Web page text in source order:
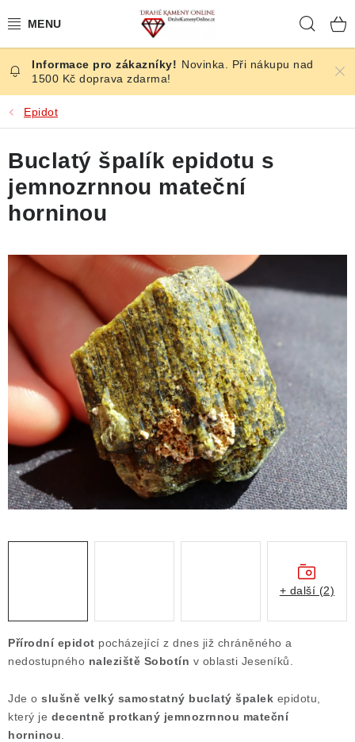
na
ČESKÉ KAMENY
ŠPERKY
KAMENY ZE SVĚTA
BROUŠENÉ
ÚČINKY
ČLÁNKY
NALEZIŠTĚ
NÁŠ PŘÍBĚH
VIDEOGALERIE
Výkup minerálů a drahých kamenů
Formulář pro odstoupení od smlouvy
Poučení o právu na odstoupení od smlouvy
Novinka. Při nákupu nad
1500 Kč doprava zdarma!
Epidot
Přírodní epidot pocházející z dnes již chráněného a
nedostupného naleziště Sobotín v oblasti Jeseníků.
Jde o slušně velký samostatný buclatý špalek epidotu,
který je decentně protkaný jemnozrnnou mateční
horninou
Buclatý špalík epidotu s
jemnozrnnou mateční
horninou
+ další (2)